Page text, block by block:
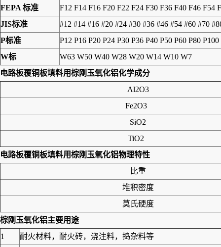
FEPA 标准
F12 F14 F16 F20 F22 F24 F30 F36 F40 F46 F54
JIS标准
#12 #14 #16 #20 #24 #30 #36 #46 #54 #60 #70
P标准
P12 P16 P20 P24 P30 P36 P40 P50 P60 P80
W标
W63 W50 W40 W28 W20 W14 W10 W7
电路板覆铜板填料用棕刚玉氧化铝化学成分
Al2O3
Fe2O3
SiO2
TiO2
电路板覆铜板填料用棕刚玉氧化铝物理特性
比重
堆积密度
莫氏硬度
棕刚玉氧化铝主要用途
1
耐火材料，耐火砖，浇注料，捣杂料等